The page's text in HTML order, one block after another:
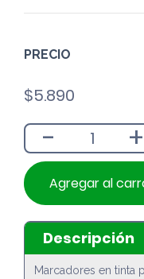
PRECIO
$5.890
- +
Agregar al
Descripción
Marcadores en tinta